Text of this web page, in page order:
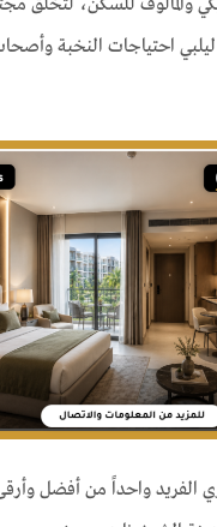
احتياجات النخبة
الفريد واحداً من أفضل